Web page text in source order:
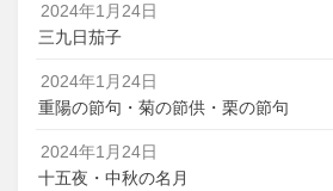
2024年1月24日
三九日茄子
2024年1月24日
重陽の節句・菊の節供・栗の節句
2024年1月24日
十五夜・中秋の名月